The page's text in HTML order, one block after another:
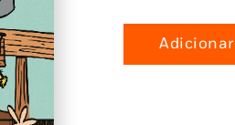
Quantidade
Adicionar